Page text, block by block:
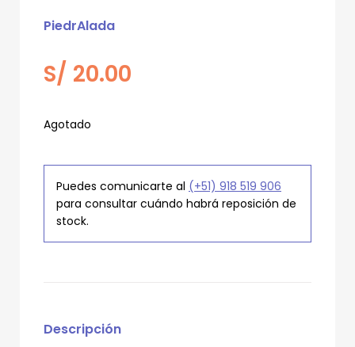
PiedrAlada
S/ 20.00
Agotado
Puedes comunicarte al (+51) 918 519 906
para consultar cuándo habrá reposición de
stock.
Descripción